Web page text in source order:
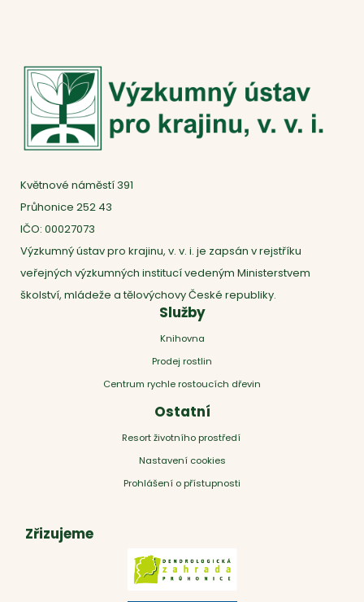
Květnové náměstí 391
Průhonice 252 43
IČO: 00027073
Výzkumný ústav pro krajinu, v. v. i. je zapsán v rejstříku
veřejných výzkumných institucí vedeným Ministerstvem
školství, mládeže a tělovýchovy České republiky.
Služby
Knihovna
Prodej rostlin
Centrum rychle rostoucích dřevin
Ostatní
Resort životního prostředí
Nastavení cookies
Prohlášení o přístupnosti
Zřizujeme